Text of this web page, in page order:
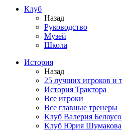
Клуб
Назад
Руководство
Музей
Школа
История
Назад
25 лучших игроков и
История Трактора
Все игроки
Все главные тренеры
Клуб Валерия
Клуб Юрия Шумакова